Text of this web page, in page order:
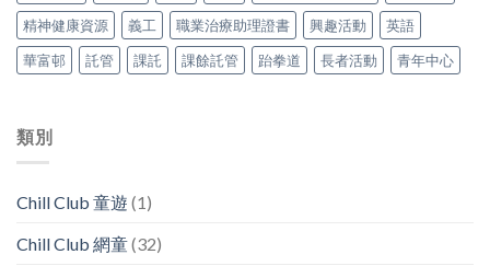
精神健康資源
義工 職業治療助理證書 興趣活動
英語
華富邨
託管 課託 課餘託管 跆拳道 長者活動 青年中心
類別
Chill Club 童遊 (1)
Chill Club 網童(32)